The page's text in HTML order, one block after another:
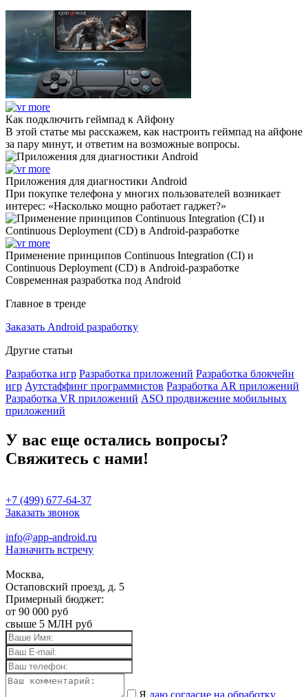
Как подключить геймпад к Айфону
В этой статье мы расскажем, как настроить геймпад на айфоне
за пару минут, и ответим на возможные вопросы.
Приложения для диагностики Android
При покупке телефона у многих пользователей возникает
интерес: «Насколько мощно работает гаджет?»
Применение принципов Continuous Integration (CI) и
Continuous Deployment (CD) в Android-разработке
Современная разработка под Android
Главное в тренде
Заказать Android разработку
Другие статьи
Разработка игр Разработка приложений Разработка блокчейн
игр Аутстаффинг программистов Разработка AR приложений
Разработка VR приложений ASO продвижение мобильных
приложений
У вас еще остались вопросы?
Свяжитесь с нами!
+7 (499) 677-64-37
Заказать звонок
info@app-android.ru
Назначить встречу
Москва,
Остаповский проезд, д. 5
Примерный бюджет:
от 90 000 руб
свыше 5 МЛН руб
Я даю согласие на обработку